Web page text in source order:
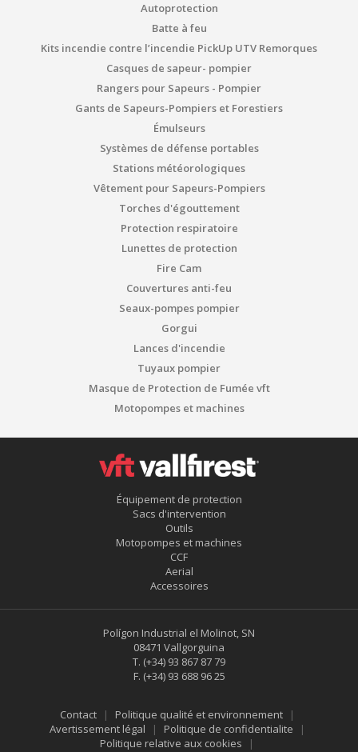
Autoprotection
Batte à feu
Kits incendie contre l’incendie PickUp UTV Remorques
Casques de sapeur- pompier
Rangers pour Sapeurs - Pompier
Gants de Sapeurs-Pompiers et Forestiers
Émulseurs
Systèmes de défense portables
Stations météorologiques
Vêtement pour Sapeurs-Pompiers
Torches d'égouttement
Protection respiratoire
Lunettes de protection
Fire Cam
Couvertures anti-feu
Seaux-pompes pompier
Gorgui
Lances d'incendie
Tuyaux pompier
Masque de Protection de Fumée vft
Motopompes et machines
Équipement de protection
Sacs d'intervention
Outils
Motopompes et machines
CCF
Aerial
Accessoires
Polígon Industrial el Molinot, SN
08471 Vallgorguina
T. (+34) 93 867 87 79
F. (+34) 93 688 96 25
Contact
Politique qualité et environnement
Avertissement légal
Politique de confidentialite
Politique relative aux cookies